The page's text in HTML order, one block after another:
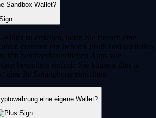
Sandbox-Wallet?
zu erstellen, laden Sie einfach eine
erstellen ein sicheres Profil und schließen
Mit benutzerfreundlichen Apps wie
besonders einfach: Sie können alles in
über Ihr Smartphone einrichten.
eine eigene Wallet?